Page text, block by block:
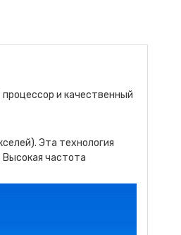
и качественный
Эта технология
частота